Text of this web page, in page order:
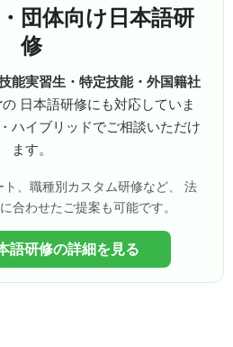
団体向け日本語研
修
能実習生・特定技能・外国籍社
の 日本語研修にも対応していま
ハイブリッドでご相談いただけ
ます。
、職種別カスタム研修など、 法
合わせたご提案も可能です。
語研修の詳細を見る